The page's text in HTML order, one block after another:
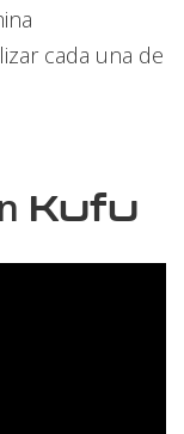
cada una de
Kufu